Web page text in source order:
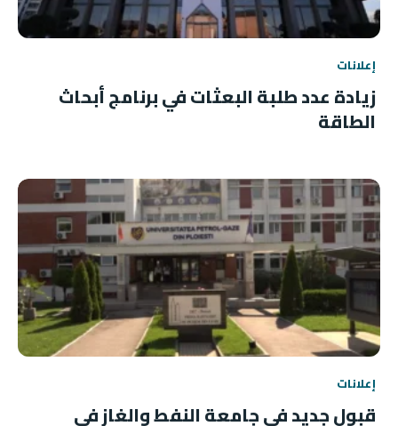
إعلانات
زيادة عدد طلبة البعثات في برنامج أبحاث
الطاقة
إعلانات
قبول جديد في جامعة النفط والغاز في